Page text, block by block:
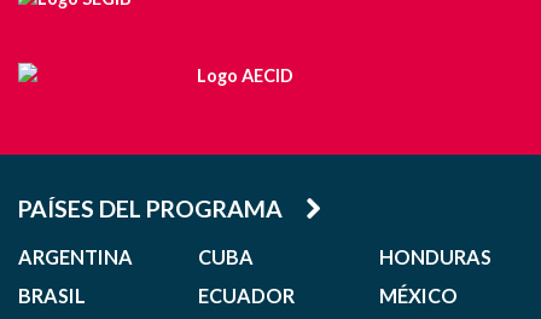
PAÍSES DEL PROGRAMA
ARGENTINA
BRASIL
CUBA
ECUADOR
HONDURAS
MÉXICO